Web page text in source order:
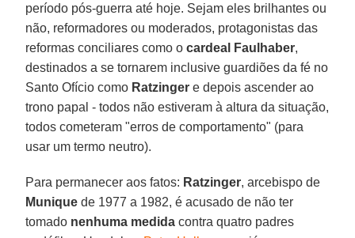
período pós-guerra até hoje. Sejam eles brilhantes ou
não, reformadores ou moderados, protagonistas das
reformas conciliares como ocardeal Faulhaber,
destinados a se tornarem inclusive guardiões da fé no
Santo Ofício como Ratzinger e depois ascender ao
trono papal - todos não estiveram à altura da situação,
todos cometeram "erros de comportamento" (para
usar um termo neutro).
Para permanecer aos fatos: Ratzinger, arcebispo de
Munique de 1977 a 1982, é acusado de não ter
tomado nenhuma medida contra quatro padres